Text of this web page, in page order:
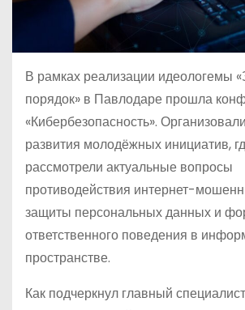
В рамках реализации идеологемы
порядок» в Павлодаре прошла
«Кибербезопасность».
развития молодёжных инициатив,
рассмотрели актуальные вопросы
противодействия интернет-
защиты персональных данных и
ответственного поведения в
пространстве.
Как подчеркнул главный